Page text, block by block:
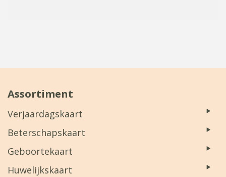
Assortiment
Verjaardagskaart
Beterschapskaart
Geboortekaart
Huwelijkskaart